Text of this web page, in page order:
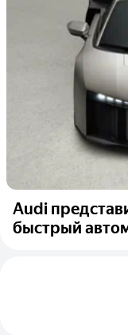
Audi
быстрый